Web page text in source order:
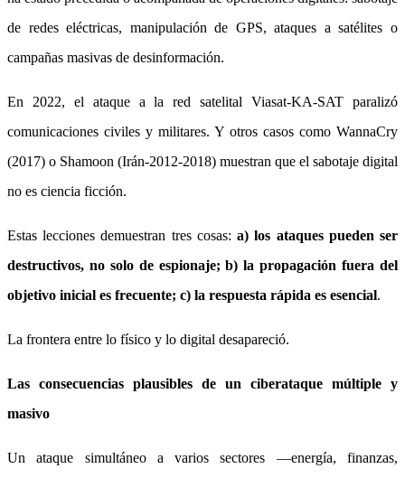
de redes eléctricas, manipulación de GPS, ataques a satélites o
campañas masivas de desinformación.
En 2022, el ataque a la red satelital Viasat‑KA‑SAT paralizó
comunicaciones civiles y militares. Y otros casos como WannaCry
(2017) o Shamoon (Irán‑2012‑2018) muestran que el sabotaje digital
no es ciencia ficción.
Estas lecciones demuestran tres cosas:a) los ataques pueden ser
destructivos, no solo de espionaje; b) la propagación fuera del
objetivo inicial es frecuente; c) la respuesta rápida es esencial.
La frontera entre lo físico y lo digital desapareció.
Las consecuencias plausibles de un ciberataque múltiple y
masivo
Un ataque simultáneo a varios sectores —energía, finanzas,